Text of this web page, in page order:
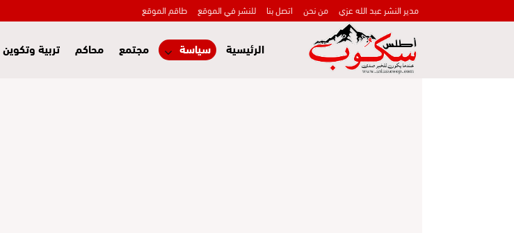
مدير النشر عبد الله عزي من نحن اتصل بنا للنشر في الموقع طاقم الموقع
الرئيسية سياسة مجتمع محاكم تربية وتكوين